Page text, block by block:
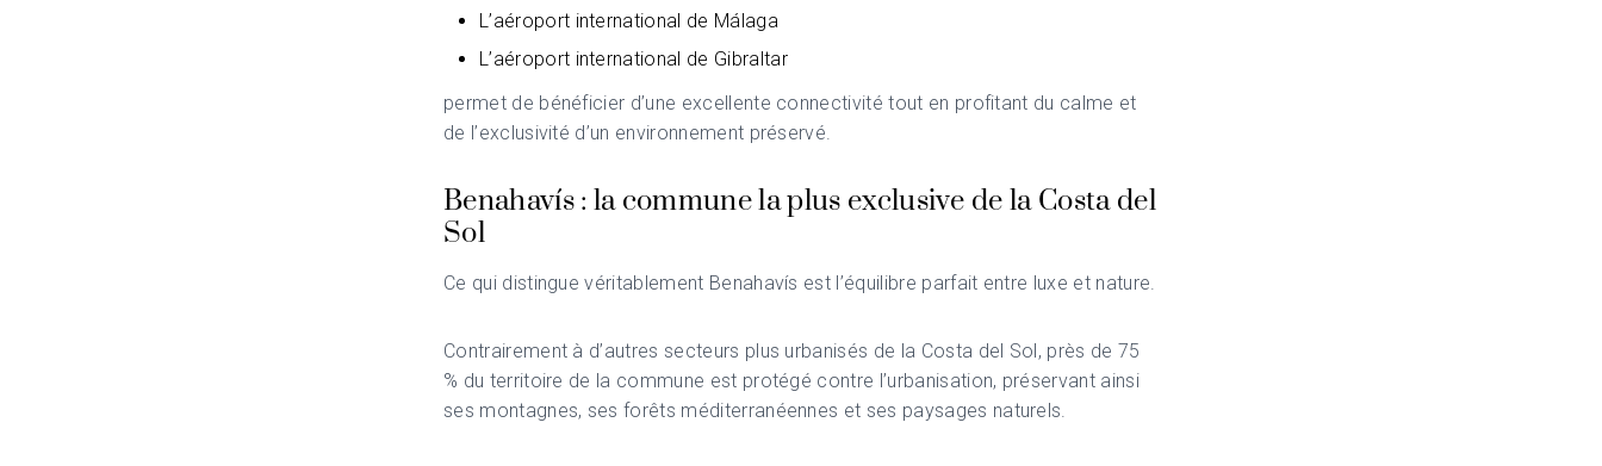
L’aéroport international de Málaga
L’aéroport international de Gibraltar
permet de bénéficier d’une excellente connectivité tout en profitant du calme et
de l’exclusivité d’un environnement préservé.
Benahavís : la commune la plus exclusive de la Costa del
Sol
Ce qui distingue véritablement Benahavís est l’équilibre parfait entre luxe et nature.
Contrairement à d’autres secteurs plus urbanisés de la Costa del Sol, près de 75
% du territoire de la commune est protégé contre l’urbanisation, préservant ainsi
ses montagnes, ses forêts méditerranéennes et ses paysages naturels.